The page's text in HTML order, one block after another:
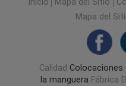
Colocaciones
Instalaciones de
Mapa del
Calidad Colocaciones
la manguera Fábrica